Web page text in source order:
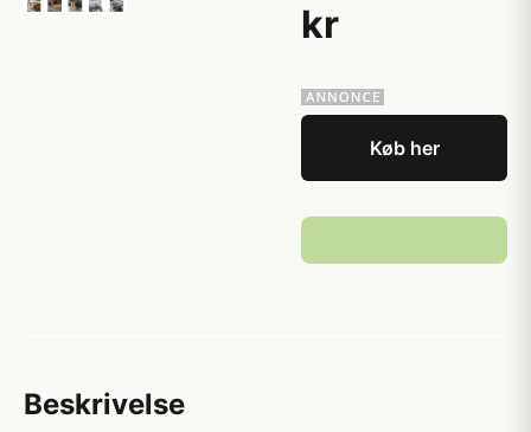
kr
Køb her
Beskrivelse